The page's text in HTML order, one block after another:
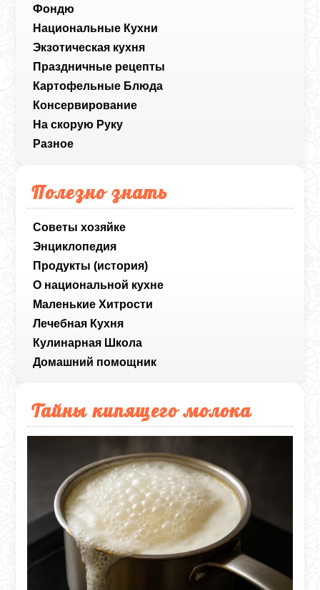
Фондю
Национальные Кухни
Экзотическая кухня
Праздничные рецепты
Картофельные Блюда
Консервирование
На скорую Руку
Разное
Полезно знать
Советы хозяйке
Энциклопедия
Продукты (история)
О национальной кухне
Маленькие Хитрости
Лечебная Кухня
Кулинарная Школа
Домашний помощник
Тайны кипящего молока